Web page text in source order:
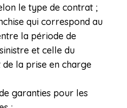
le type de contrat ;
qui correspond au
la période de
et celle du
de la prise en charge
garanties pour les